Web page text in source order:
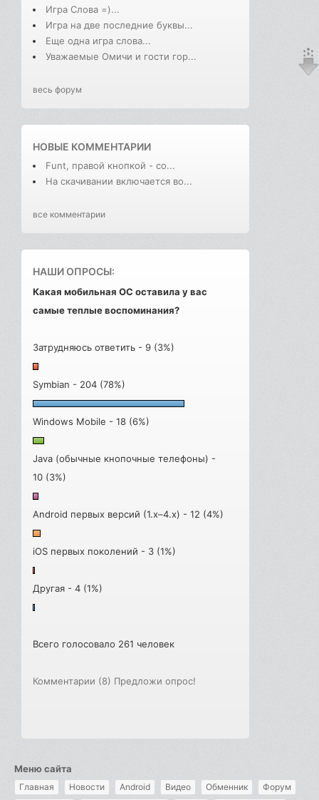
Игра Слова =)...
Игра на две последние буквы...
Еще одна игра слова...
Уважаемые Омичи и гости гор...
весь форум
НОВЫЕ КОММЕНТАРИИ
Funt, правой кнопкой - со...
На скачивании включается во...
все комментарии
НАШИ ОПРОСЫ:
Какая мобильная ОС оставила у вас
самые теплые воспоминания?
Затрудняюсь ответить - 9 (3%)
Symbian - 204 (78%)
Windows Mobile - 18 (6%)
Java (обычные кнопочные телефоны) -
10 (3%)
Android первых версий (1.x–4.x) - 12 (4%)
iOS первых поколений - 3 (1%)
Другая - 4 (1%)
Всего голосовало 261 человек
Комментарии (8) Предложи опрос!
Меню сайта
Главная Новости Android Видео Обменник Форум